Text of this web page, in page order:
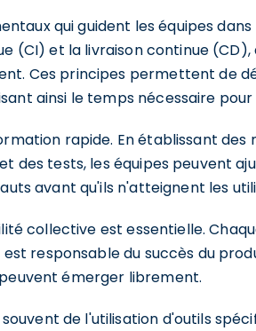
qui guident les équipes
(CI) et la livraison continue
Ces principes permettent de
ainsi le temps nécessaire
rapide. En établissant des
des tests, les équipes peuvent
avant qu'ils n'atteignent les
collective est essentielle.
responsable du succès du
émerger librement.
de l'utilisation d'outils